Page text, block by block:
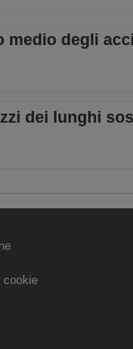
medio degli
dei lunghi
cookie